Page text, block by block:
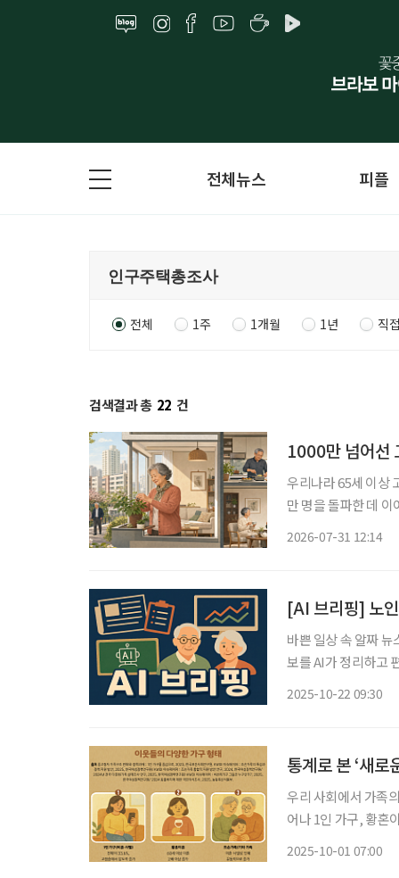
전체뉴스 피플
전체 1주 1개월 1년 직
검색결과 총 22 건
1000만 넘어선
우리나라 65세 이상
만 명을 돌파한 데
2026-07-31 12:14
[AI 브리핑] 노
바쁜 일상 속 알짜
보를 AI가 정리하고 편집국 기
2025-10-22 09:30
통계로 본 ‘새로
우리 사회에서 가족
어나 1인 가구, 황혼
2025-10-01 07:00